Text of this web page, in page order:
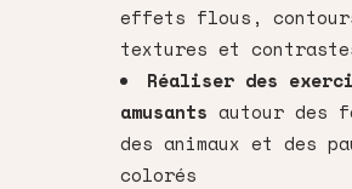
effets flous,
textures et
Réaliser des
amusants autour des
des animaux et des
colorés